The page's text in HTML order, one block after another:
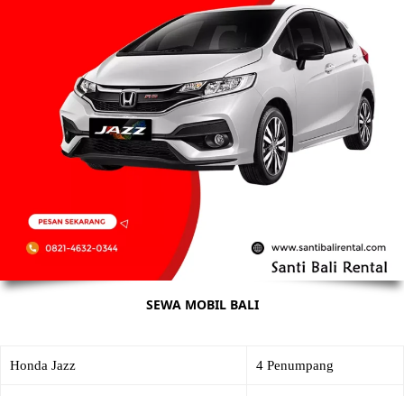
SEWA MOBIL BALI
Honda Jazz 4 Penumpang